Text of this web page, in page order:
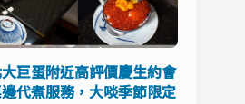
大巨蛋附近高評價慶生約會
代煮服務，大啖季節限定